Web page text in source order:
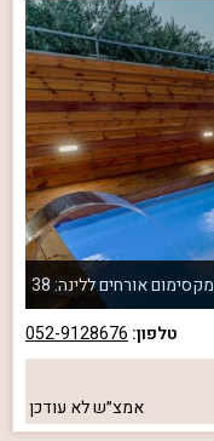
מקסימום אורחים ללינה: 38
טלפון: 052-9128676
אמצ״שלא עודכן